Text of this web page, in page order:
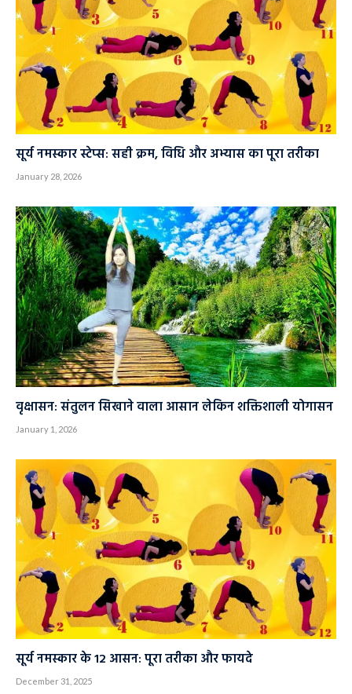
सूर्य नमस्कार स्टेप्स: सही क्रम, विधि और अभ्यास का पूरा तरीका
January 28, 2026
वृक्षासन: संतुलन सिखाने वाला आसान लेकिन शक्तिशाली योगासन
January 1, 2026
सूर्य नमस्कार के 12 आसन: पूरा तरीका और फायदे
December 31, 2025